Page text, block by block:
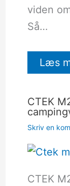
viden
Så…
Læs
CTEK
Skriv en
CTEK